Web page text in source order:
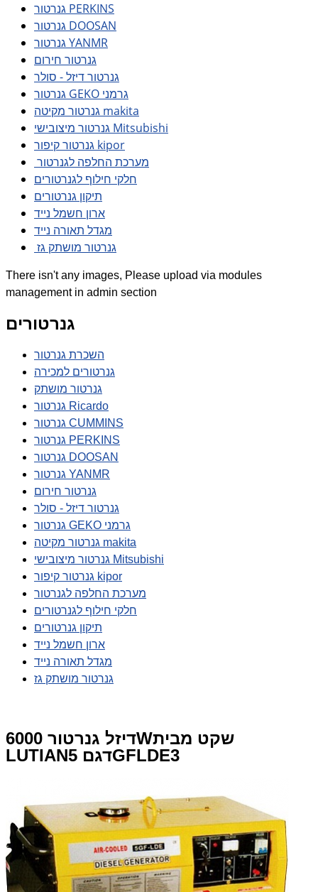
גנרטור PERKINS
גנרטור DOOSAN
גנרטור YANMR
גנרטור חירום
גנרטור דיזל - סולר
גנרטור GEKO גרמני
גנרטור מקיטה makita
גנרטור מיצובישי Mitsubishi
גנרטור קיפור kipor
מערכת החלפה לגנרטור
חלקי חילוף לגנרטורים
תיקון גנרטורים
ארון חשמל נייד
מגדל תאורה נייד
גנרטור מושתק גז
There isn't any images, Please upload via modules
management in admin section
גנרטורים
השכרת גנרטור
גנרטורים למכירה
גנרטור מושתק
גנרטור Ricardo
גנרטור CUMMINS
גנרטור PERKINS
גנרטור DOOSAN
גנרטור YANMR
גנרטור חירום
גנרטור דיזל - סולר
גנרטור GEKO גרמני
גנרטור מקיטה makita
גנרטור מיצובישי Mitsubishi
גנרטור קיפור kipor
מערכת החלפה לגנרטור
חלקי חילוף לגנרטורים
תיקון גנרטורים
ארון חשמל נייד
מגדל תאורה נייד
גנרטור מושתק גז
דיזל גנרטור 6000Wשקט מבית
LUTIANדגם 5GFLDE3